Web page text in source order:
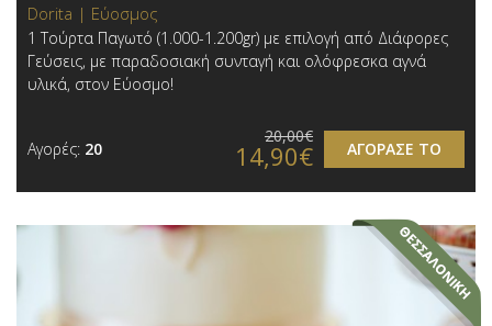
Dorita | Εύοσμος
1 Τούρτα Παγωτό (1.000-1.200gr) με επιλογή από Διάφορες
Γεύσεις, με παραδοσιακή συνταγή και ολόφρεσκα αγνά
υλικά, στον Εύοσμο!
Αγορές: 20 ΑΓΟΡΑΣΕ ΤΟ
20,00€
14,90€